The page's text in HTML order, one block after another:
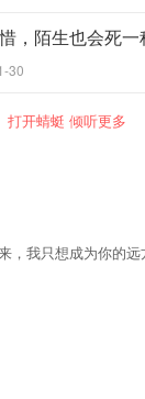
，陌生也会死一
30
打开蜻蜓 倾听更多
，我只想成为你的远